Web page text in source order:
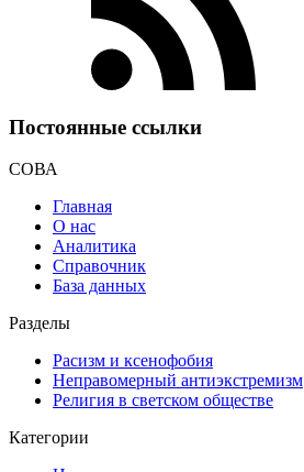
Постоянные ссылки
СОВА
Главная
О нас
Аналитика
Справочник
База данных
Разделы
Расизм и ксенофобия
Неправомерный антиэкстремизм
Религия в светском обществе
Категории